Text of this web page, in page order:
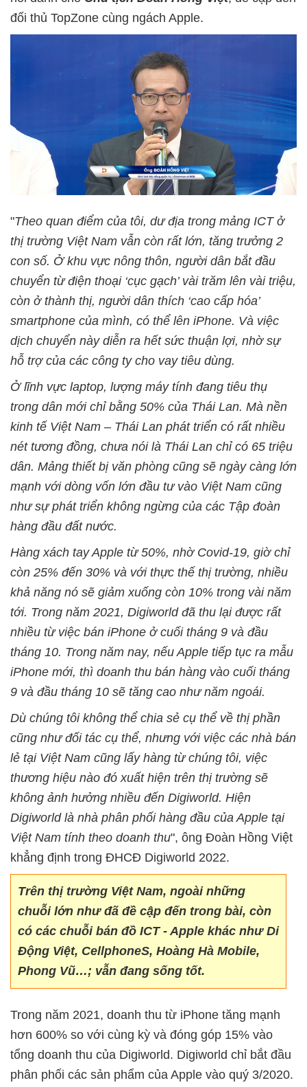
đối thủ TopZone cùng ngách Apple.
"Theo quan điểm của tôi, dư địa trong mảng ICT ở
thị trường Việt Nam vẫn còn rất lớn, tăng trưởng 2
con số. Ở khu vực nông thôn, người dân bắt đầu
chuyển từ điện thoại ‘cục gạch’ vài trăm lên vài triệu,
còn ở thành thị, người dân thích ‘cao cấp hóa’
smartphone của mình, có thể lên iPhone. Và việc
dịch chuyển này diễn ra hết sức thuận lợi, nhờ sự
hỗ trợ của các công ty cho vay tiêu dùng.
Ở lĩnh vực laptop, lượng máy tính đang tiêu thụ
trong dân mới chỉ bằng 50% của Thái Lan. Mà nền
kinh tế Việt Nam – Thái Lan phát triển có rất nhiều
nét tương đồng, chưa nói là Thái Lan chỉ có 65 triệu
dân. Mảng thiết bị văn phòng cũng sẽ ngày càng lớn
mạnh với dòng vốn lớn đầu tư vào Việt Nam cũng
như sự phát triển không ngừng của các Tập đoàn
hàng đầu đất nước.
Hàng xách tay Apple từ 50%, nhờ Covid-19, giờ chỉ
còn 25% đến 30% và với thực thế thị trường, nhiều
khả năng nó sẽ giảm xuống còn 10% trong vài năm
tới. Trong năm 2021, Digiworld đã thu lại được rất
nhiều từ việc bán iPhone ở cuối tháng 9 và đầu
tháng 10. Trong năm nay, nếu Apple tiếp tục ra mẫu
iPhone mới, thì doanh thu bán hàng vào cuối tháng
9 và đầu tháng 10 sẽ tăng cao như năm ngoái.
Dù chúng tôi không thể chia sẻ cụ thể về thị phần
cũng như đối tác cụ thể, nhưng với việc các nhà bán
lẻ tại Việt Nam cũng lấy hàng từ chúng tôi, việc
thương hiệu nào đó xuất hiện trên thị trường sẽ
không ảnh hưởng nhiều đến Digiworld. Hiện
Digiworld là nhà phân phối hàng đầu của Apple tại
Việt Nam tính theo doanh thu", ông Đoàn Hồng Việt
khẳng định trong ĐHCĐ Digiworld 2022.
Trên thị trường Việt Nam, ngoài những
chuỗi lớn như đã đề cập đến trong bài, còn
có các chuỗi bán đồ ICT - Apple khác như Di
Động Việt, CellphoneS, Hoàng Hà Mobile,
Phong Vũ…; vẫn đang sống tốt.
Trong năm 2021, doanh thu từ iPhone tăng mạnh
hơn 600% so với cùng kỳ và đóng góp 15% vào
tổng doanh thu của Digiworld. Digiworld chỉ bắt đầu
phân phối các sản phẩm của Apple vào quý 3/2020.